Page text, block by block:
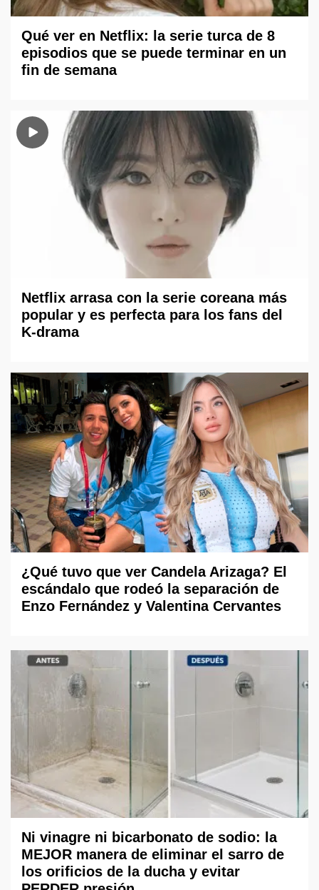
Qué ver en Netflix: la serie turca de 8
episodios que se puede terminar en un
fin de semana
Netflix arrasa con la serie coreana más
popular y es perfecta para los fans del
K-drama
¿Qué tuvo que ver Candela Arizaga? El
escándalo que rodeó la separación de
Enzo Fernández y Valentina Cervantes
Ni vinagre ni bicarbonato de sodio: la
MEJOR manera de eliminar el sarro de
los orificios de la ducha y evitar